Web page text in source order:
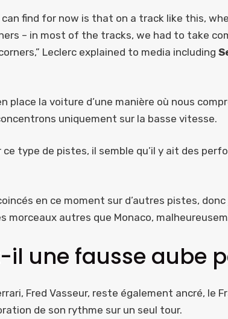
find for now is that on a track like this,
– in most of the tracks, we had to take
Leclerc explained to media including
place la voiture d’une manière où nous
uniquement sur la basse vitesse.
type de pistes, il semble qu’il y ait des
en ce moment sur d’autres pistes,
morceaux autres que Monaco,
une fausse aube
Fred Vasseur, reste également ancré, le
de son rythme sur un seul tour.